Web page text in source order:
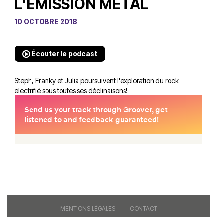
L'ÉMISSION MÉTAL
10 OCTOBRE 2018
Écouter le podcast
Steph, Franky et Julia poursuivent l'exploration du rock
electrifié sous toutes ses déclinaisons!
MENTIONS LÉGALES CONTACT